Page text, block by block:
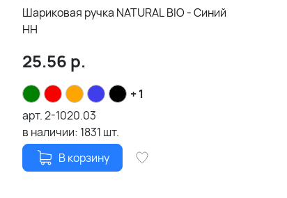
Шариковая ручка NATURAL BIO - Синий
HH
25.56 р.
+ 1
арт.2-1020.03
в наличии: 1831 шт.
В корзину